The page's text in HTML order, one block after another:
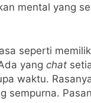
mental yang
seperti
yang chat
waktu.
sempurna.